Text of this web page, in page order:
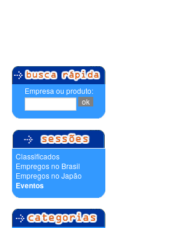
Empresa ou produto:
Classificados
Empregos no Brasil
Empregos no Japão
Eventos